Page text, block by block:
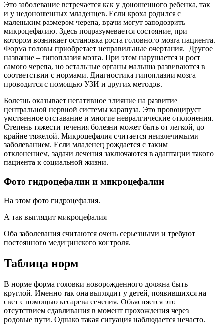
Это заболевание встречается как у доношенного ребенка, так
и у недоношенных младенцев. Если кроха родился с
маленьким размером черепа, врачи могут заподозрить
микроцефалию. Здесь подразумевается состояние, при
котором возникает остановка роста головного мозга пациента.
Форма головы приобретает неправильные очертания. Другое
название – гипоплазия мозга. При этом нарушается и рост
самого черепа, но остальные органы малыша развиваются в
соответствии с нормами. Диагностика гипоплазии мозга
проводится с помощью УЗИ и других методов.
Болезнь оказывает негативное влияние на развитие
центральной нервной системы карапуза. Это провоцирует
умственное отставание и многие невралгические отклонения.
Степень тяжести течения болезни может быть от легкой, до
крайне тяжелой. Микроцефалия считается неизлечимыми
заболеванием. Если младенец рождается с таким
отклонением, задачи лечения заключаются в адаптации такого
пациента к социальной жизни.
Фото гидроцефалии и микроцефалии
На этом фото гидроцефалия.
А так выглядит микроцефалия
Оба заболевания считаются очень серьезными и требуют
постоянного медицинского контроля.
Таблица норм
В норме форма головки новорожденного должна быть
круглой. Именно так она выглядит у детей, появившихся на
свет с помощью кесарева сечения. Объясняется это
отсутствием сдавливания в момент прохождения через
родовые пути. Однако такая ситуация наблюдается нечасто.